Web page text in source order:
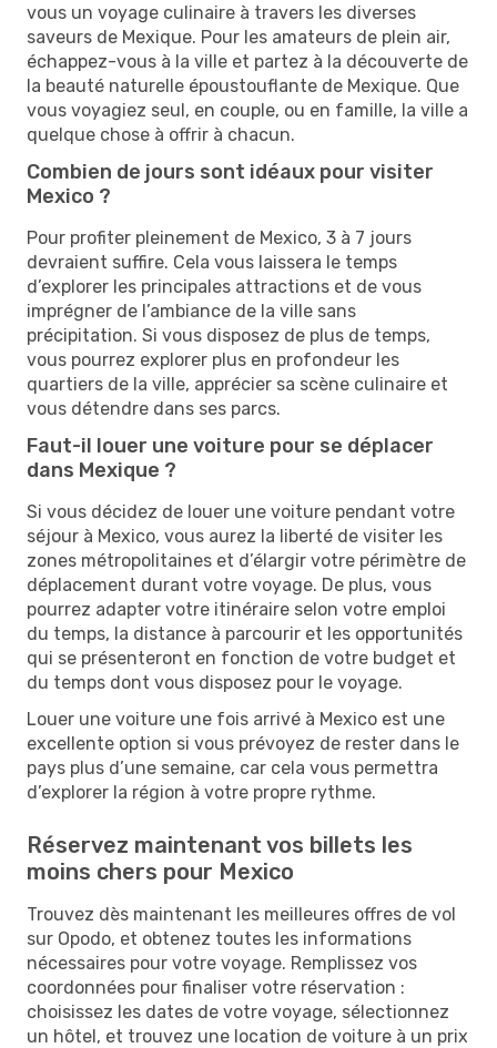
vous un voyage culinaire à travers les diverses
saveurs de Mexique. Pour les amateurs de plein air,
échappez-vous à la ville et partez à la découverte de
la beauté naturelle époustouflante de Mexique. Que
vous voyagiez seul, en couple, ou en famille, la ville a
quelque chose à offrir à chacun.
Combien de jours sont idéaux pour visiter
Mexico ?
Pour profiter pleinement de Mexico, 3 à 7 jours
devraient suffire. Cela vous laissera le temps
d’explorer les principales attractions et de vous
imprégner de l’ambiance de la ville sans
précipitation. Si vous disposez de plus de temps,
vous pourrez explorer plus en profondeur les
quartiers de la ville, apprécier sa scène culinaire et
vous détendre dans ses parcs.
Faut-il louer une voiture pour se déplacer
dans Mexique ?
Si vous décidez de louer une voiture pendant votre
séjour à Mexico, vous aurez la liberté de visiter les
zones métropolitaines et d’élargir votre périmètre de
déplacement durant votre voyage. De plus, vous
pourrez adapter votre itinéraire selon votre emploi
du temps, la distance à parcourir et les opportunités
qui se présenteront en fonction de votre budget et
du temps dont vous disposez pour le voyage.
Louer une voiture une fois arrivé à Mexico est une
excellente option si vous prévoyez de rester dans le
pays plus d’une semaine, car cela vous permettra
d’explorer la région à votre propre rythme.
Réservez maintenant vos billets les
moins chers pour Mexico
Trouvez dès maintenant les meilleures offres de vol
sur Opodo, et obtenez toutes les informations
nécessaires pour votre voyage. Remplissez vos
coordonnées pour finaliser votre réservation :
choisissez les dates de votre voyage, sélectionnez
un hôtel, et trouvez une location de voiture à un prix